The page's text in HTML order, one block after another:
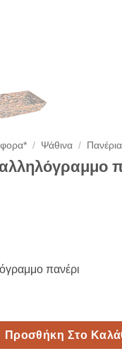
/ Ψάθινα / Πανέρια
πανέρι
πανέρι ποσότητα
Προσθήκη Στο